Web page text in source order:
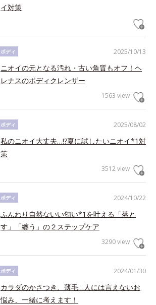
イ対策
2025/10/13
ボディ
ニオイの元となる汚れ・古い角質もオフ！ヘ
レナスのボディクレンザー
1563 view
2025/08/02
ボディ
私のニオイ大丈夫…!?夏に試したいニオイ*1対
策
3512 view
2024/10/22
ボディ
ふんわり自然ないい匂い*1を叶える「落と
す」「纏う」の２ステップケア
3290 view
2024/01/30
ボディ
カラダのかさつき、薄毛…人には言えないお
悩み、一緒に考えます！